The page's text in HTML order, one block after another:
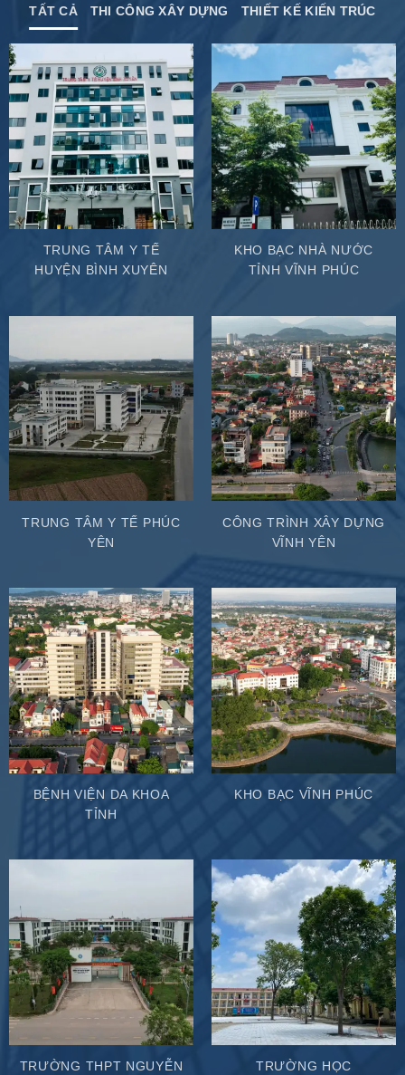
TẤT CẢ THI CÔNG XÂY DỰNG THIẾT KẾ KIẾN TRÚC
TRUNG TÂM Y TẾ
HUYỆN BÌNH XUYÊN
KHO BẠC NHÀ NƯỚC
TỈNH VĨNH PHÚC
TRUNG TÂM Y TẾ PHÚC
YÊN
CÔNG TRÌNH XÂY DỰNG
VĨNH YÊN
BỆNH VIỆN DA KHOA
TỈNH
KHO BẠC VĨNH PHÚC
TRƯỜNG THPT NGUYỄN
TRƯỜNG HỌC